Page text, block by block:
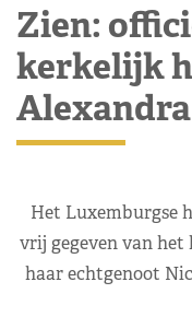
Zien:
kerkelijk
Het Luxemburgse
vrij gegeven van
haar echtgenoot